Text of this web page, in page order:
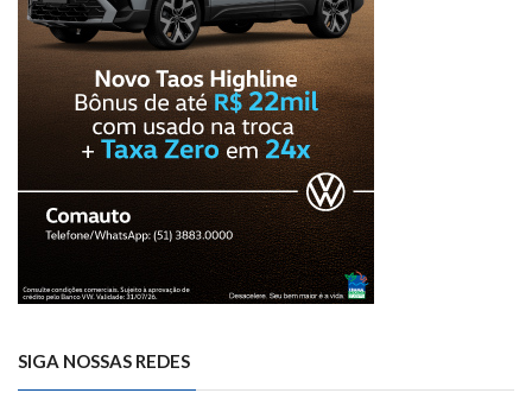
SIGA NOSSAS REDES